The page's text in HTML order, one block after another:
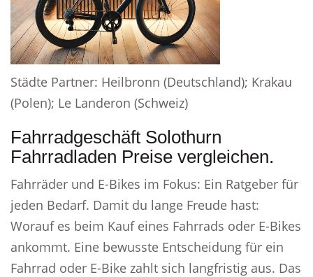
Städte Partner: Heilbronn (Deutschland); Krakau
(Polen); Le Landeron (Schweiz)
Fahrradgeschäft Solothurn
Fahrradladen Preise vergleichen.
Fahrräder und E-Bikes im Fokus: Ein Ratgeber für
jeden Bedarf. Damit du lange Freude hast:
Worauf es beim Kauf eines Fahrrads oder E-Bikes
ankommt. Eine bewusste Entscheidung für ein
Fahrrad oder E-Bike zahlt sich langfristig aus. Das